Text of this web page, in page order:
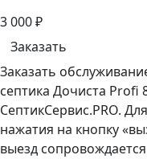
3 000₽
Заказать
Заказать
септика Дочиста
СептикСервис.PRO.
нажатия на кнопку
выезд